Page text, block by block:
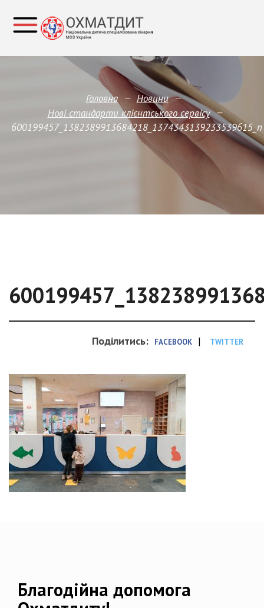
Головна — Новини —
Нові стандарти клієнтського сервісу —
600199457_1382389913684218_1374343139233539615_n
Поділитись: FACEBOOK | TWITTER
Благодійна допомога